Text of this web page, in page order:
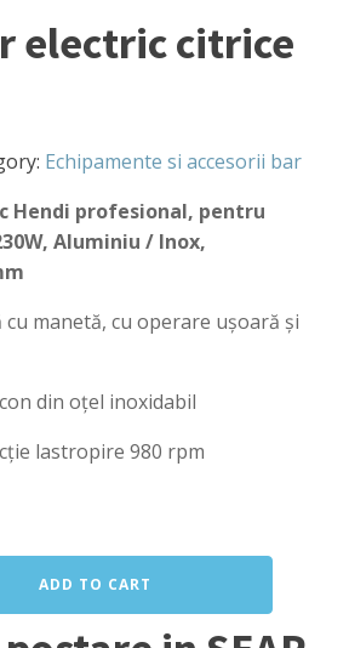
electric citrice
Echipamente si accesorii bar
Hendi profesional, pentru
Aluminiu / Inox,
manetă, cu operare ușoară și
din oțel inoxidabil
lastropire 980 rpm
ADD TO CART